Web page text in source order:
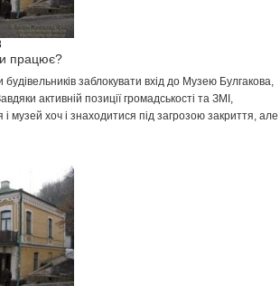
працює?
заблокувати вхід до Музею Булгакова,
активній позиції громадськості та ЗМІ,
музей хоч і знаходитися під загрозою закриття, але